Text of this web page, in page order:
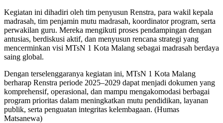
Kegiatan ini dihadiri oleh tim penyusun Renstra, para wakil kepala
madrasah, tim penjamin mutu madrasah, koordinator program, serta
perwakilan guru. Mereka mengikuti proses pendampingan dengan
antusias, berdiskusi aktif, dan menyusun rencana strategi yang
mencerminkan visi MTsN 1 Kota Malang sebagai madrasah berdaya
saing global.
Dengan terselenggaranya kegiatan ini, MTsN 1 Kota Malang
berharap Renstra periode 2025–2029 dapat menjadi dokumen yang
komprehensif, operasional, dan mampu mengakomodasi berbagai
program prioritas dalam meningkatkan mutu pendidikan, layanan
publik, serta penguatan integritas kelembagaan. (Humas
Matsanewa)